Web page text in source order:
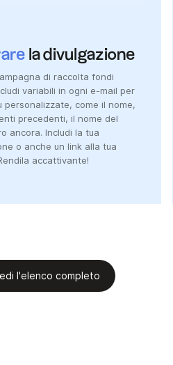
la divulgazione
di raccolta fondi
variabili in ogni e-mail per
personalizzate, come il nome,
precedenti, il nome del
ancora. Includi la tua
o anche un link alla tua
accattivante!
l'elenco completo